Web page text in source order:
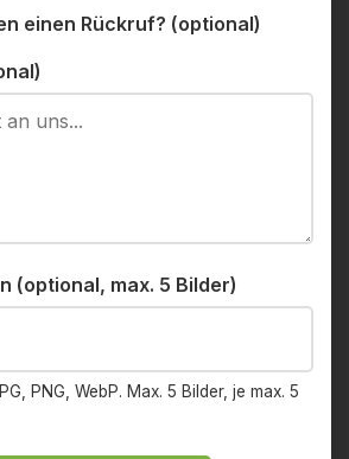
einen Rückruf? (optional)
(optional, max. 5 Bilder)
PNG, WebP. Max. 5 Bilder, je max. 5